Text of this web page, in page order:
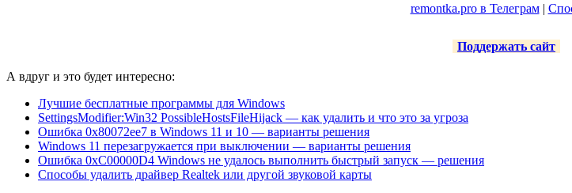
remontka.pro в Телеграм|
Поддержать сайт
А вдруг и это будет интересно:
Лучшие бесплатные программы для Windows
SettingsModifier:Win32 PossibleHostsFileHijack — как удалить и что это за угроза
Ошибка 0x80072ee7 в Windows 11 и 10 — варианты решения
Windows 11 перезагружается при выключении — варианты решения
Ошибка 0xC00000D4 Windows не удалось выполнить быстрый запуск — решения
Способы удалить драйвер Realtek или другой звуковой карты